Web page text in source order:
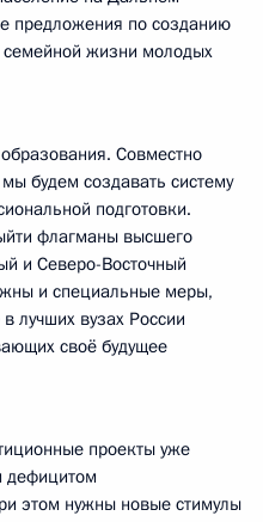
предложения по созданию
семейной жизни молодых
Совместно
будем создавать систему
подготовки.
флагманы высшего
и Северо-Восточный
и специальные меры,
лучших вузах России
своё будущее
проекты уже
дефицитом
этом нужны новые стимулы